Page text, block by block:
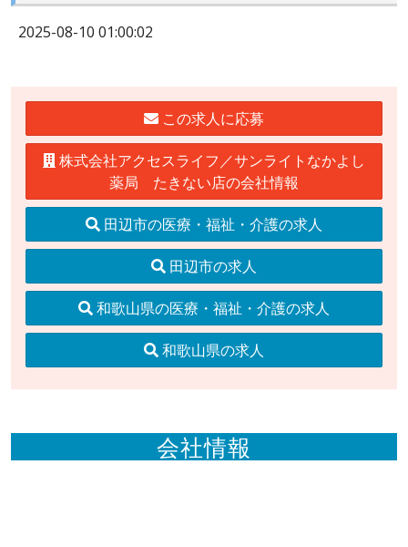
2025-08-10 01:00:02
この求人に応募
株式会社アクセスライフ／サンライトなかよし
薬局 たきない店の会社情報
田辺市の医療・福祉・介護の求人
田辺市の求人
和歌山県の医療・福祉・介護の求人
和歌山県の求人
会社情報